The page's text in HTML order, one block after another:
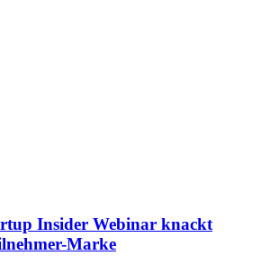
Insider Webinar knackt
Marke